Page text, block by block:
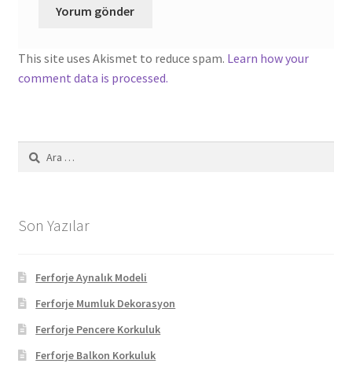
This site uses Akismet to reduce spam. Learn how your
comment data is processed.
Arama:
Son Yazılar
Ferforje Aynalık Modeli
Ferforje Mumluk Dekorasyon
Ferforje Pencere Korkuluk
Ferforje Balkon Korkuluk